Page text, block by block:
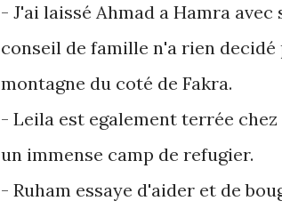
- J'ai laissé Ahmad a Hamra
conseil de famille n'a rien
montagne du coté de Fakra.
- Leila est egalement terrée
un immense camp de refugier.
- Ruham essaye d'aider et de